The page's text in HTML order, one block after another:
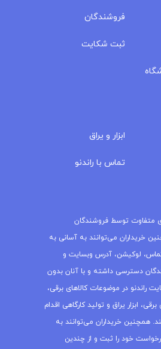
فروشندگان
ثبت شکایت
ابزار و یراق
تماس با راندنو
متفاوت توسط فروشندگان
خریداران می‌توانند به آسانی به
لوکیشن، آدرس وبسایت و
دسترسی داشته و با آنان بدون
راندنو در موضوعات کالاهای برقی،
ابزار یراق و تولید کارگاهی اقدام
همچنین خریداران می‌توانند به
خود را ثبت و از چندین